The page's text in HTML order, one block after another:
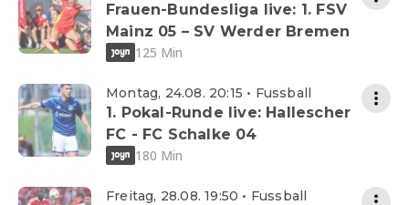
Frauen-Bundesliga live: 1. FSV
Mainz 05 – SV Werder Bremen
125 Min
Montag, 24.08. 20:15 • Fussball
1. Pokal-Runde live: Hallescher
FC - FC Schalke 04
180 Min
Freitag, 28.08. 19:50 • Fussball